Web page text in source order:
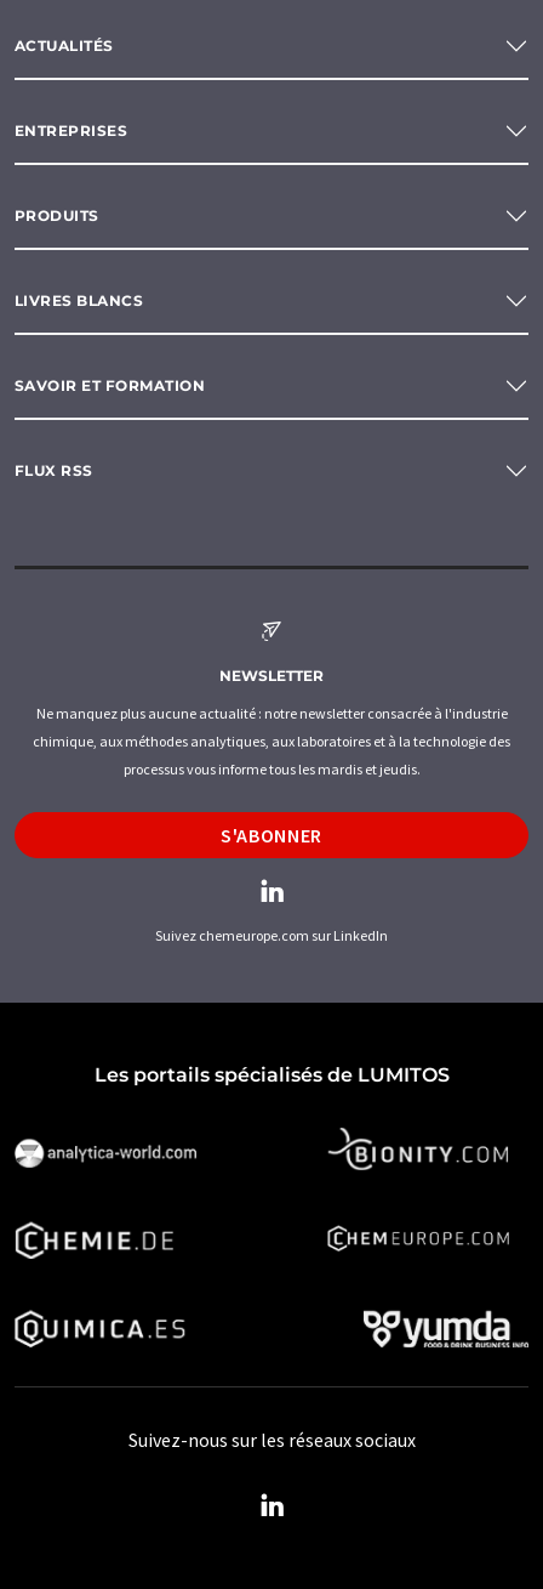
ACTUALITÉS
ENTREPRISES
PRODUITS
LIVRES BLANCS
SAVOIR ET FORMATION
FLUX RSS
NEWSLETTER
Ne manquez plus aucune actualité : notre newsletter consacrée à l'industrie
chimique, aux méthodes analytiques, aux laboratoires et à la technologie des
processus vous informe tous les mardis et jeudis.
S'ABONNER
Suivez chemeurope.com sur LinkedIn
Les portails spécialisés de LUMITOS
Suivez-nous sur les réseaux sociaux